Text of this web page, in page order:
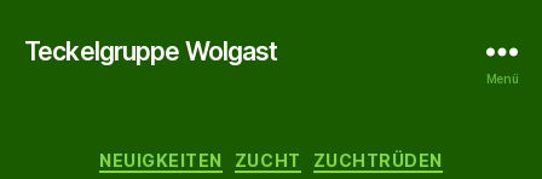
Teckelgruppe Wolgast
Menü
Kategorien
NEUIGKEITEN ZUCHT ZUCHTRÜDEN